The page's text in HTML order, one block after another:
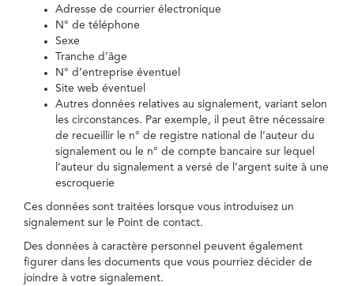
Adresse de courrier électronique
N° de téléphone
Sexe
Tranche d’âge
N° d’entreprise éventuel
Site web éventuel
Autres données relatives au signalement, variant selon
les circonstances. Par exemple, il peut être nécessaire
de recueillir le n° de registre national de l’auteur du
signalement ou le n° de compte bancaire sur lequel
l’auteur du signalement a versé de l’argent suite à une
escroquerie
Ces données sont traitées lorsque vous introduisez un
signalement sur le Point de contact.
Des données à caractère personnel peuvent également
figurer dans les documents que vous pourriez décider de
joindre à votre signalement.